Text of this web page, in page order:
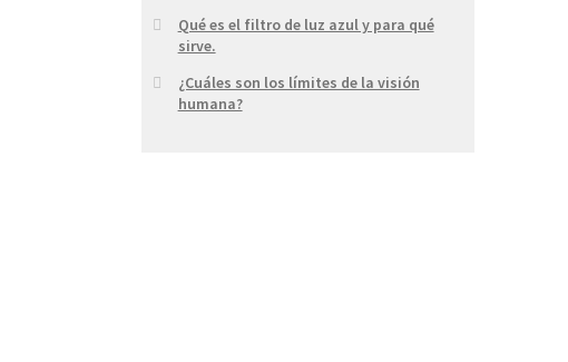
Qué es el filtro de luz azul y para qué
sirve.
¿Cuáles son los límites de la visión
humana?